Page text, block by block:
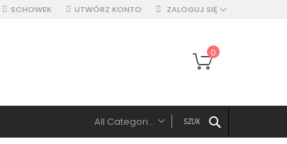
SCHOWEK ZALOGUJ SIĘ
UTWÓRZ KONTO
Mój koszyk
0
All Categories